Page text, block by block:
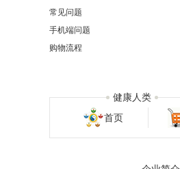
常见问题
手机端问题
购物流程
首页
健康人类